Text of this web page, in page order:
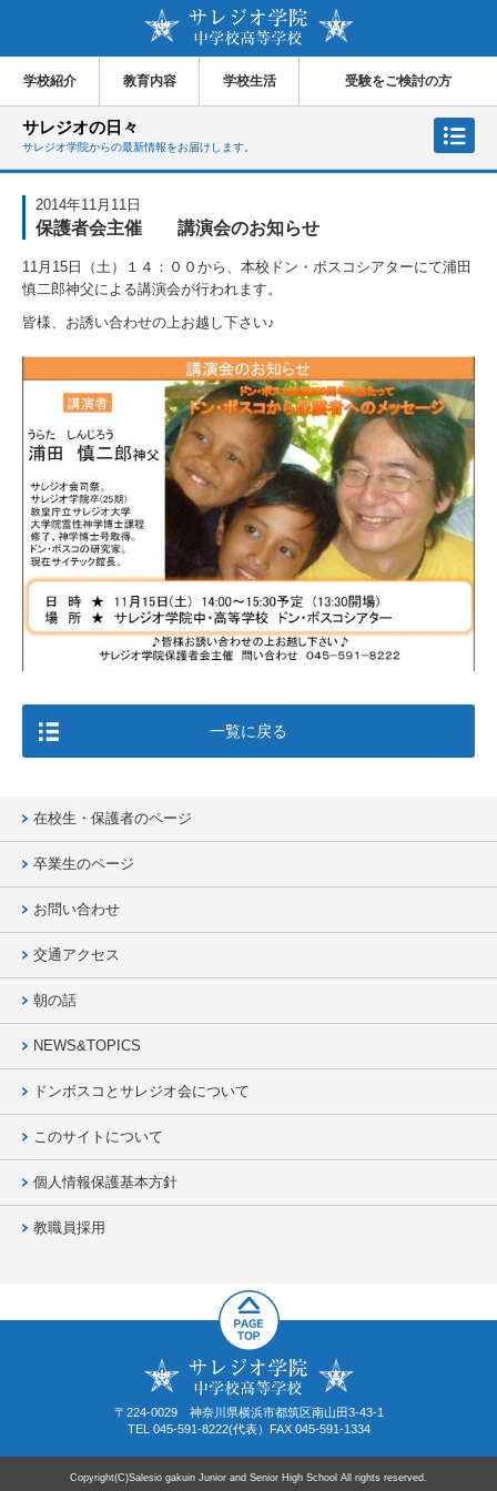
学校紹介 教育内容 学校生活 受験をご検討の方
サレジオの日々
サレジオ学院からの最新情報をお届けします。
2014年11月11日
保護者会主催 講演会のお知らせ
11月15日（土）１４：００から、本校ドン・ボスコシアターにて浦田
慎二郎神父による講演会が行われます。
皆様、お誘い合わせの上お越し下さい♪
一覧に戻る
在校生・保護者のページ
卒業生のページ
お問い合わせ
交通アクセス
朝の話
NEWS&TOPICS
ドンボスコとサレジオ会について
このサイトについて
個人情報保護基本方針
教職員採用
〒224-0029 神奈川県横浜市都筑区南山田3-43-1
TEL 045-591-8222(代表）FAX 045-591-1334
Copyright(C)Salesio gakuin Junior and Senior High School All rights reserved.